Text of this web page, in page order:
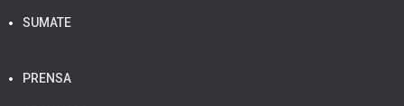
SUMATE
PRENSA